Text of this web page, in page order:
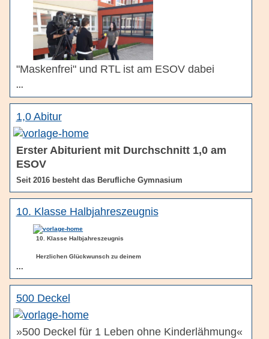
Schulorganisation
"Maskenfrei" und RTL ist am ESOV dabei
...
1,0 Abitur
Erster Abiturient mit Durchschnitt 1,0 am
ESOV
Seit 2016 besteht das Berufliche Gymnasium
10. Klasse Halbjahreszeugnis
10. Klasse Halbjahreszeugnis
Herzlichen Glückwunsch zu deinem
...
500 Deckel
»500 Deckel für 1 Leben ohne Kinderlähmung«